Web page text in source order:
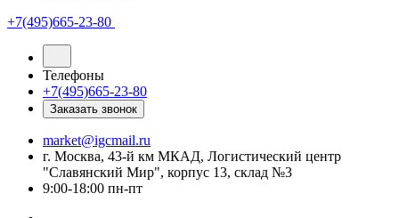
+7(495)665-23-80
Телефоны
+7(495)665-23-80
Заказать звонок
market@igcmail.ru
г. Москва, 43-й км МКАД, Логистический центр
"Славянский Мир", корпус 13, склад №3
9:00-18:00 пн-пт